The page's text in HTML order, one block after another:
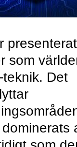
presenterat
som
Det